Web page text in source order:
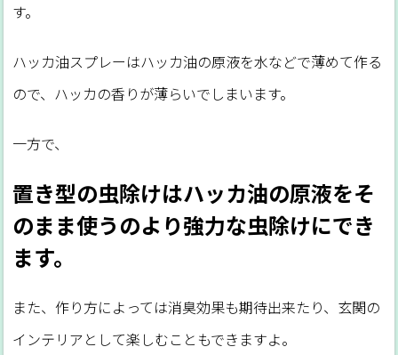
す。
ハッカ油スプレーはハッカ油の原液を水などで薄めて作る
ので、ハッカの香りが薄らいでしまいます。
一方で、
置き型の虫除けはハッカ油の原液をそ
のまま使うのより強力な虫除けにでき
ます。
また、作り方によっては消臭効果も期待出来たり、玄関の
インテリアとして楽しむこともできますよ。